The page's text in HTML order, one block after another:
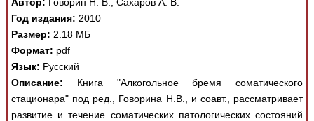
Год издания: 2010
Размер: 2.18 МБ
Формат: pdf
Язык: Русский
Описание: Книга "Алкогольное бремя соматического
стационара" под ред., Говорина Н.В., и соавт., рассматривает
развитие и течение соматических патологических состояний